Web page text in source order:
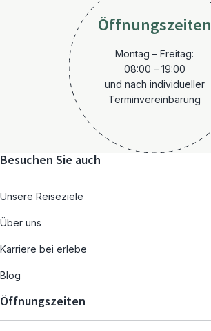
Öffnungszeiten
Montag – Freitag:
08:00 – 19:00
und nach individueller
Terminvereinbarung
Besuchen Sie auch
Unsere Reiseziele
Über uns
Karriere bei erlebe
Blog
Öffnungszeiten